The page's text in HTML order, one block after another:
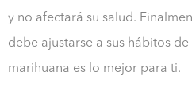
y no afectará su salud.
debe ajustarse a sus hábitos
marihuana es lo mejor para ti.